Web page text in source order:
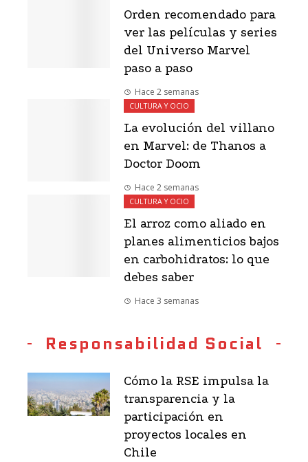
Orden recomendado para
ver las películas y series
del Universo Marvel
paso a paso
Hace 2 semanas
CULTURA Y OCIO
La evolución del villano
en Marvel: de Thanos a
Doctor Doom
Hace 2 semanas
CULTURA Y OCIO
El arroz como aliado en
planes alimenticios bajos
en carbohidratos: lo que
debes saber
Hace 3 semanas
Responsabilidad Social
Cómo la RSE impulsa la
transparencia y la
participación en
proyectos locales en
Chile